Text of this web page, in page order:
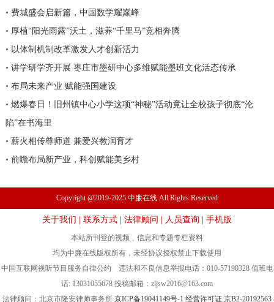
• 费城盛会启新篇，中国数学耀巅峰
• 厚植“阳光雨露”沃土，滋养“千里马”竞相奔腾
• 以体制机制改革激发人才创新活力
• 讲学研学齐开展 枣庄市墨研中心多维赋能墨班文化活态传承
• 布局未来产业 赋能强国建设
• 燃爆春日！旧州镇中心小学这项“神秘”活动竟让全校孩子彻底“沦
陷”在书海里
• 薪火相传尊师道 兼爱兴教润育才
• 前瞻布局新产业，科创赋能美乡村
Copyright @2019-2025 中廉在线 All Rights Reserved
关于我们 联系方式 法律顾问 人员查询 手机版
本站所刊登的视频﹑信息和专题专栏资料
均为中廉在线版权所有，未经协议授权禁止下载使用
中国互联网视听节目服务自律公约 违法和不良信息举报电话：010-57190328 值班电
话: 13031055678 投稿邮箱： zljsw2016@163.com
法律顾问：北京市隆安律师事务所 京ICP备19041149号-1 经营许可证:京B2-20192563